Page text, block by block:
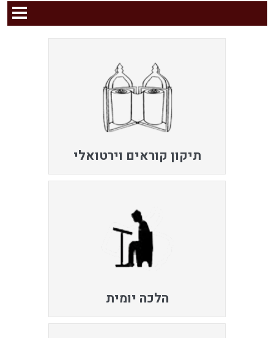
תיקון קוראים וירטואלי
הלכה יומית